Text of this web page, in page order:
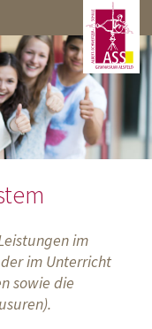
im
im Unterricht
sowie die